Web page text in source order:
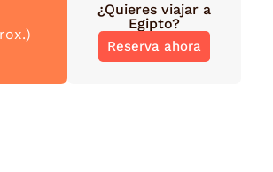
¿Quieres viajar a
Egipto?
Reserva ahora